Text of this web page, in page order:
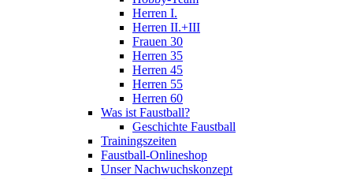
Herren I.
Herren II.+III
Frauen 30
Herren 35
Herren 45
Herren 55
Herren 60
Was ist Faustball?
Geschichte Faustball
Trainingszeiten
Faustball-Onlineshop
Unser Nachwuchskonzept